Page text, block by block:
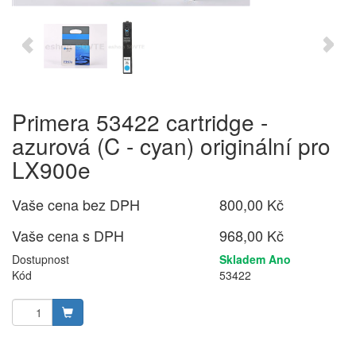
Primera 53422 cartridge -
azurová (C - cyan) originální pro
LX900e
Vaše cena bez DPH
800,00 Kč
Vaše cena s DPH
968,00 Kč
Dostupnost
Skladem Ano
Kód
53422